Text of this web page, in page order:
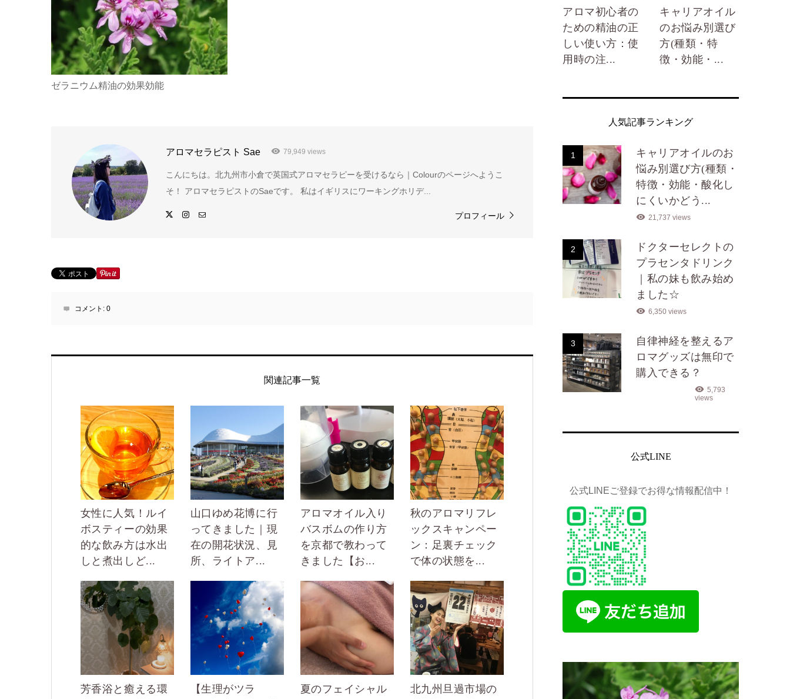
ゼラニウム精油の効果効能
アロマセラピスト Sae 79,949 views
こんにちは。北九州市小倉で英国式アロマセラピーを受けるなら｜Colourのページへようこ
そ！ アロマセラピストのSaeです。 私はイギリスにワーキングホリデ...
プロフィール
コメント: 0
関連記事一覧
女性に人気！ルイ
ボスティーの効果
的な飲み方は水出
しと煮出しど...
山口ゆめ花博に行
ってきました｜現
在の開花状況、見
所、ライトア...
アロマオイル入り
バスボムの作り方
を京都で教わって
きました【お...
秋のアロマリフレ
ックスキャンペー
ン：足裏チェック
で体の状態を...
芳香浴と癒える環
【生理がツラ
夏のフェイシャル
北九州旦過市場の
アロマ初心者の
ための精油の正
しい使い方：使
用時の注...
キャリアオイル
のお悩み別選び
方(種類・特
徴・効能・...
人気記事ランキング
1
キャリアオイルのお
悩み別選び方(種類・
特徴・効能・酸化し
にくいかどう...
21,737 views
2
ドクターセレクトの
プラセンタドリンク
｜私の妹も飲み始め
ました☆
6,350 views
3
自律神経を整えるア
ロマグッズは無印で
購入できる？
5,793
views
公式LINE
公式LINEご登録でお得な情報配信中！